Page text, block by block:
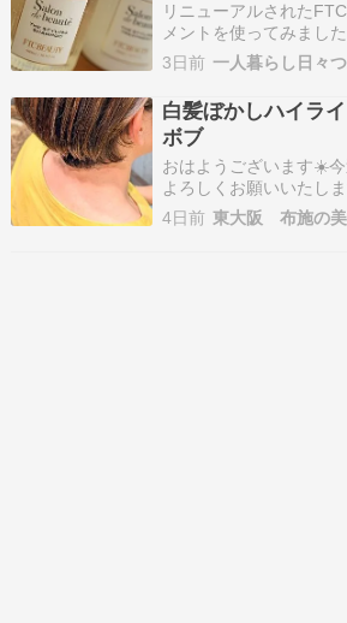
リニューアルされた
メントを使ってみまし
イント10倍】FTCサロ
リング シャンプー&ト
ト) 君島十和子 シャン
燥 うねり 保湿 保湿成
3日前 一人暮らし日々
白髪ぼかしハイラ
ボブ
おはようございます☀️
よろしくお願いいたし
ト入れて白髪ぼかしそ
ます????before↓↓↓↓カ
4日前